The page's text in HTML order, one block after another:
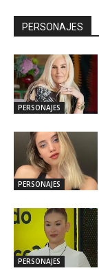
PERSONAJES
PERSONAJES
PERSONAJES
PERSONAJES